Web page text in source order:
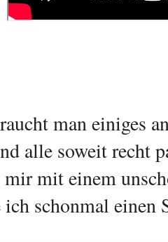
man einiges
alle soweit recht
mit einem
schonmal einen